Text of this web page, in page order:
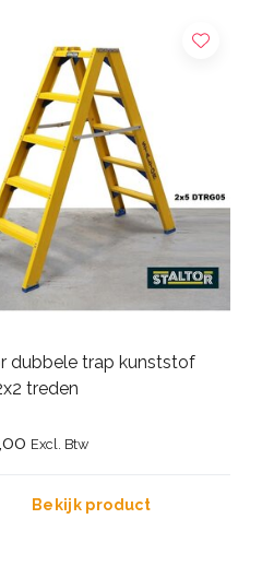
dubbele trap kunststof
treden
Excl. Btw
Bekijk product